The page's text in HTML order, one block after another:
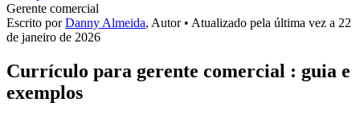
Gerente comercial
Escrito porDanny Almeida, Autor• Atualizado pela última vez a 22
de janeiro de 2026
Currículo para gerente comercial : guia e
exemplos